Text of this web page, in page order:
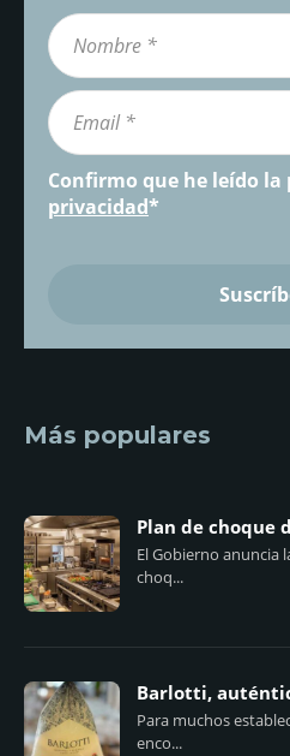
Confirmo que he leído la
privacidad*
Más populares
Plan de choque
El Gobierno anuncia
choq...
Barlotti,
Para muchos
enco...